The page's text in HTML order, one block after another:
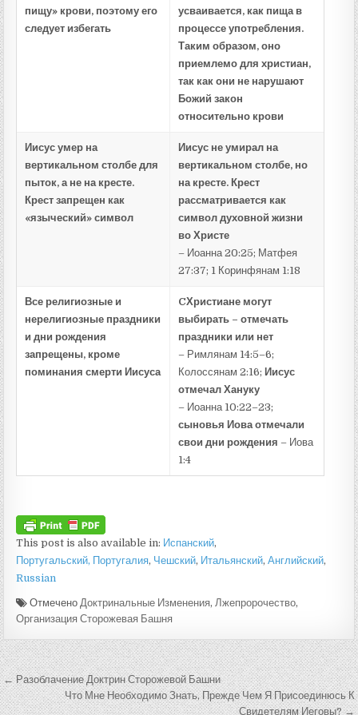
пищу» крови, поэтому его
следует избегать
усваивается, как пища в
процессе употребления.
Таким образом, оно
приемлемо для христиан,
так как они не нарушают
Божий закон
относительно крови
Иисус умер на
вертикальном столбе для
пыток, а не на кресте.
Крест запрещен как
«языческий» символ
Иисус не умирал на
вертикальном столбе, но
на кресте. Крест
рассматривается как
символ духовной жизни
во Христе
– Иоанна 20:25; Матфея
27:37; 1 Коринфянам 1:18
Все религиозные и
нерелигиозные праздники
и дни рождения
запрещены, кроме
поминания смерти Иисуса
CХристиане могут
выбирать – отмечать
праздники или нет
– Римлянам 14:5–6;
Колоссянам 2:16; Иисус
отмечал Хануку
– Иоанна 10:22–23;
сыновья Иова отмечали
свои дни рождения – Иова
1:4
This post is also available in: Испанский
Португальский, Португалия Чешский Итальянский Английский
Russian
ОтмеченоДоктринальные Изменения,Лжепророчество,
Организация Сторожевая Башня
Навигация по записям
← Разоблачение Доктрин Сторожевой Башни
Что Мне Необходимо Знать, Прежде Чем Я Присоединюсь К
Свидетелям Иеговы? →